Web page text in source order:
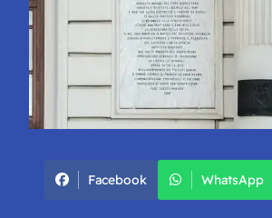
Facebook WhatsApp